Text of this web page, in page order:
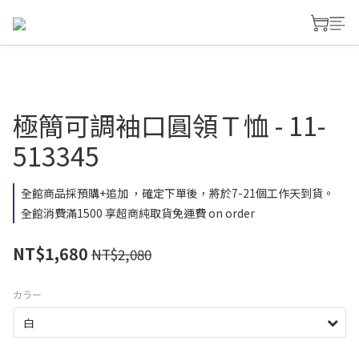
極簡可調袖口圓領Ｔ恤 - 11-
513345
全館商品採預購+追加 ，確定下單後，將於7-21個工作天到貨。
全館消費滿1500 享超商純取貨免運費 on order
NT$1,680 NT$2,080
カラー